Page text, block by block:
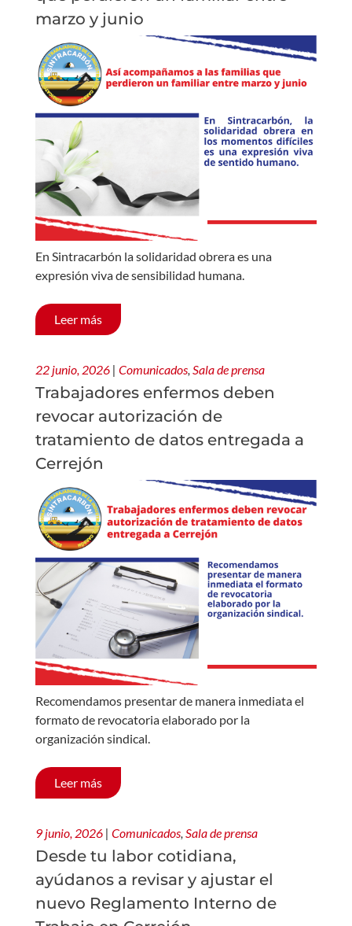
marzo y junio
En Sintracarbón la solidaridad obrera es una
expresión viva de sensibilidad humana.
Leer más
22 junio, 2026 | Comunicados, Sala de prensa
Trabajadores enfermos deben
revocar autorización de
tratamiento de datos entregada a
Cerrejón
Recomendamos presentar de manera inmediata el
formato de revocatoria elaborado por la
organización sindical.
Leer más
9 junio, 2026 | Comunicados, Sala de prensa
Desde tu labor cotidiana,
ayúdanos a revisar y ajustar el
nuevo Reglamento Interno de